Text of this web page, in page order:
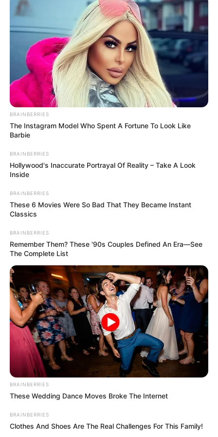
uma com o gargalo
7) Encaixe todas as peças sem o gargalo sobre a
peça com o gargalo
8) Está formada a base da vassoura
Recicloteca
9) Corte a parte superior de outra garrafa e
montar
10) Encaixe com cuidado para não soltar as
outras peças
11) Faça 2 furos
12) Encaixe o arame para amarrar a vassoura
BRAINBERRIES
The Instagram Model Who Spent A Fortune To Look Like
Barbie
BRAINBERRIES
Hollywood's Inaccurate Portrayal Of Reality – Take A Look
Inside
BRAINBERRIES
These 6 Movies Were So Bad That They Became Instant
Classics
BRAINBERRIES
Remember Them? These '90s Couples Defined An Era—See
The Complete List
BRAINBERRIES
These Wedding Dance Moves Broke The Internet
BRAINBERRIES
Clothes And Shoes Are The Real Challenges For This Family!